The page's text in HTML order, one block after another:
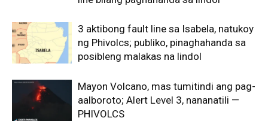
3 aktibong fault line sa Isabela, natukoy
ng Phivolcs; publiko, pinaghahanda sa
posibleng malakas na lindol
Mayon Volcano, mas tumitindi ang pag-
aalboroto; Alert Level 3, nananatili —
PHIVOLCS